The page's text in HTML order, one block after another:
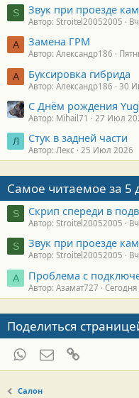
S Звук при проезде
Автор: Stroitel20052005
А Замена ГРМ
Автор: Александр186
А Буксировка гибрида
Автор: Александр186 30
С Днём рождения
Автор: Mihail71 27 Июл
Л Стук в задней части
Автор: Лекс 25 Июл 2026
Самое читаемое за 5
S Скрип спереди в
Автор: Stroitel20052005
S Звук при проезде
Автор: Stroitel20052005
А Проблема с
Автор: Азамат727
Поделиться
WhatsAppЭлектронная
Салон